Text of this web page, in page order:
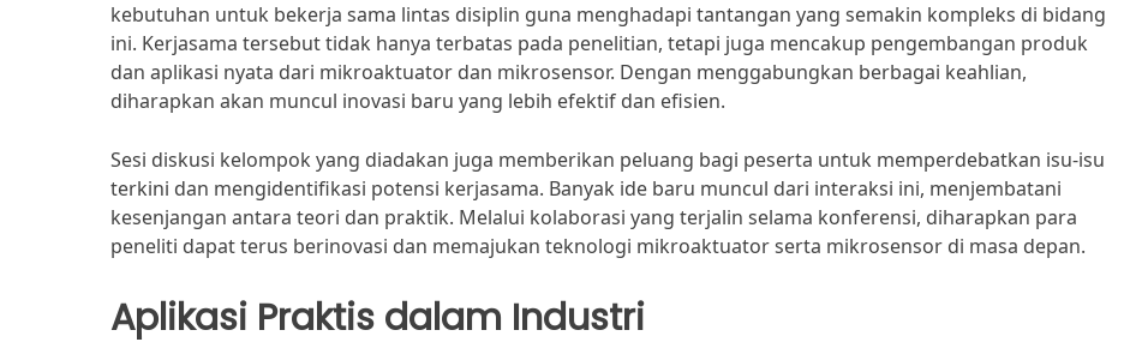
kebutuhan untuk bekerja sama lintas disiplin guna menghadapi tantangan yang semakin kompleks di bidang
ini. Kerjasama tersebut tidak hanya terbatas pada penelitian, tetapi juga mencakup pengembangan produk
dan aplikasi nyata dari mikroaktuator dan mikrosensor. Dengan menggabungkan berbagai keahlian,
diharapkan akan muncul inovasi baru yang lebih efektif dan efisien.
Sesi diskusi kelompok yang diadakan juga memberikan peluang bagi peserta untuk memperdebatkan isu-isu
terkini dan mengidentifikasi potensi kerjasama. Banyak ide baru muncul dari interaksi ini, menjembatani
kesenjangan antara teori dan praktik. Melalui kolaborasi yang terjalin selama konferensi, diharapkan para
peneliti dapat terus berinovasi dan memajukan teknologi mikroaktuator serta mikrosensor di masa depan.
Aplikasi Praktis dalam Industri